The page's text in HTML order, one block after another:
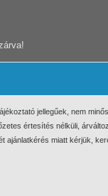
jellegűek, nem
értesítés nélküli,
ajánlatkérés miatt kérjük,